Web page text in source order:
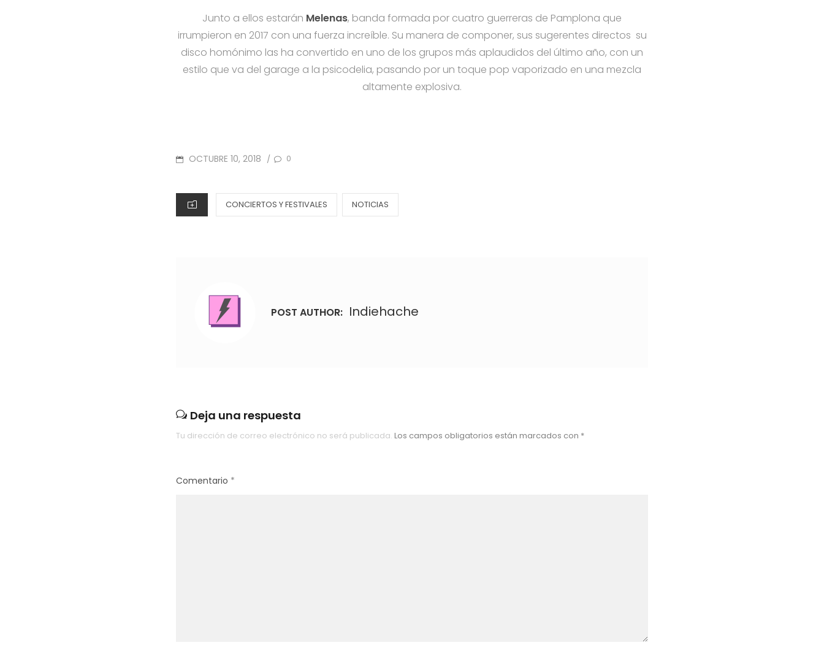
Junto a ellos estarán Melenas, banda formada por cuatro guerreras de Pamplona que
irrumpieron en 2017 con una fuerza increíble. Su manera de componer, sus sugerentes directos su
disco homónimo las ha convertido en uno de los grupos más aplaudidos del último año, con un
estilo que va del garage a la psicodelia, pasando por un toque pop vaporizado en una mezcla
altamente explosiva.
POSTED
OCTUBRE 10, 2018 / 0
CATEGORIES
CONCIERTOS Y FESTIVALES NOTICIAS
POST AUTHOR: Indiehache
Deja una respuesta
Tu dirección de correo electrónico no será publicada. Los campos obligatorios están marcados con *
Comentario *